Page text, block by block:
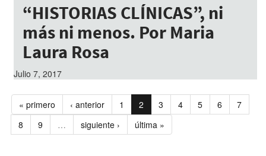
“HISTORIAS CLÍNICAS”, ni
más ni menos. Por Maria
Laura Rosa
Julio 7, 2017
« primero ‹ anterior 1 2 3 4 5 6
7
8
9 … siguiente › última »